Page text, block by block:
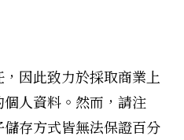
因此致力於採取商業上
人資料。然而，請注
存方式皆無法保證百分